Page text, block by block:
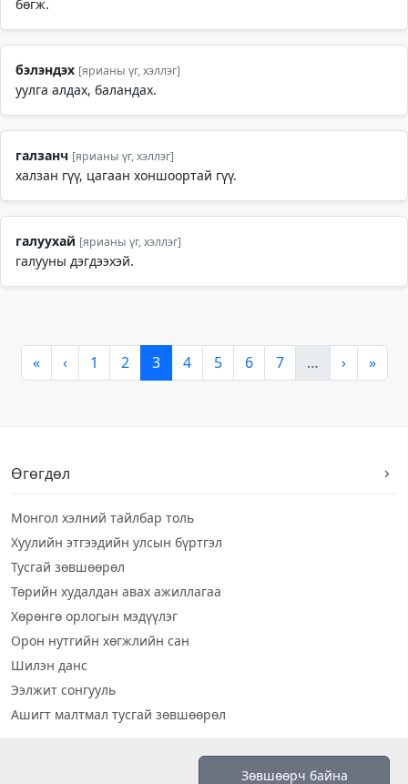
бөгж.
бэлэндэх [ярианы үг, хэллэг]
уулга алдах, баландах.
галзанч [ярианы үг, хэллэг]
халзан гүү, цагаан хоншоортай гүү.
галуухай [ярианы үг, хэллэг]
галууны дэгдээхэй.
« ‹ 1 2 3 4 5 6 7 … › »
Өгөгдөл
Монгол хэлний тайлбар толь
Хуулийн этгээдийн улсын бүртгэл
Тусгай зөвшөөрөл
Төрийн худалдан авах ажиллагаа
Хөрөнгө орлогын мэдүүлэг
Орон нутгийн хөгжлийн сан
Шилэн данс
Ээлжит сонгууль
Ашигт малтмал тусгай зөвшөөрөл
Зөвшөөрч байна